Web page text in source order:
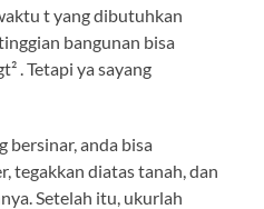
t yang dibutuhkan
bangunan bisa
. Tetapi ya sayang
bersinar, anda bisa
tegakkan diatas tanah, dan
Setelah itu, ukurlah